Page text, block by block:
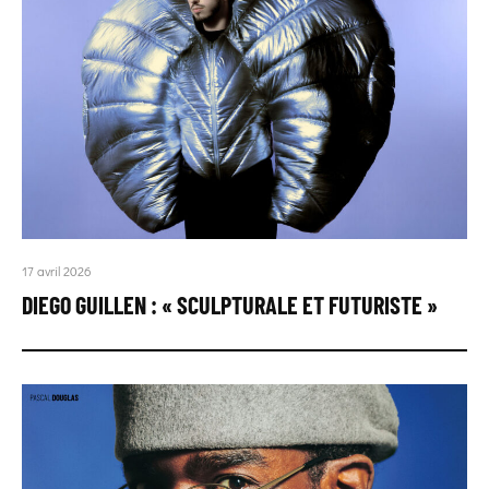
17 avril 2026
DIEGO GUILLEN : « SCULPTURALE ET FUTURISTE »